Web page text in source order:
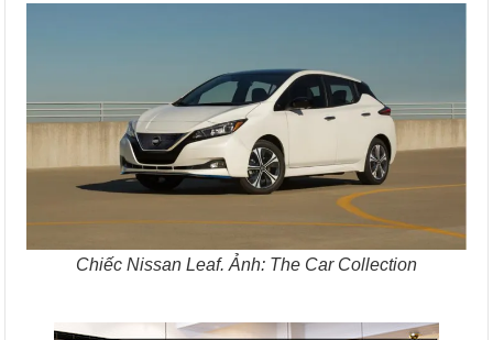
Chiếc Nissan Leaf. Ảnh: The Car Collection